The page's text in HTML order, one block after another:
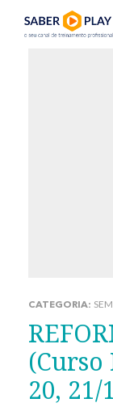
CATEGORIA:
REFORMA TRIBUTÁRIA
(Curso
20, 21/